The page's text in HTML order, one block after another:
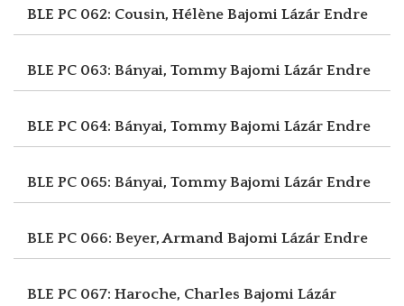
BLE PC 062: Cousin, Hélène Bajomi Lázár Endre
BLE PC 063: Bányai, TommyBajomi Lázár Endre
BLE PC 064: Bányai, TommyBajomi Lázár Endre
BLE PC 065: Bányai, TommyBajomi Lázár Endre
BLE PC 066: Beyer, Armand Bajomi Lázár Endre
BLE PC 067: Haroche, Charles Bajomi Lázár